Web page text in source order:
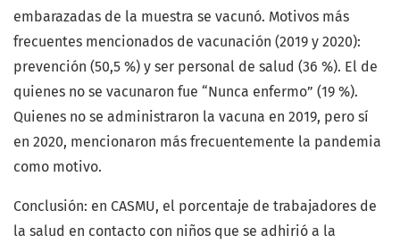
embarazadas de la muestra se vacunó. Motivos más
frecuentes mencionados de vacunación (2019 y 2020):
prevención (50,5 %) y ser personal de salud (36 %). El de
quienes no se vacunaron fue “Nunca enfermo” (19 %).
Quienes no se administraron la vacuna en 2019, pero sí
en 2020, mencionaron más frecuentemente la pandemia
como motivo.
Conclusión: en CASMU, el porcentaje de trabajadores de
la salud en contacto con niños que se adhirió a la